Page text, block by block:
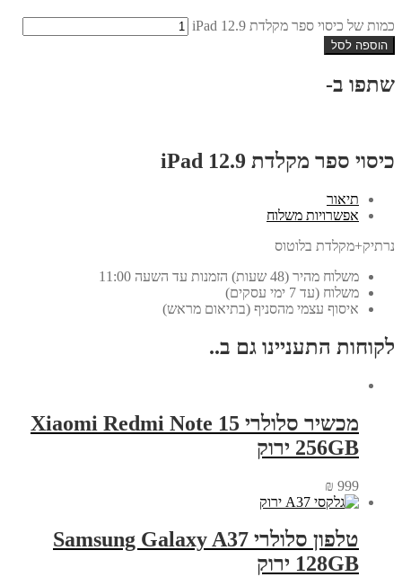
כמות של כיסוי ספר מקלדת iPad 12.9
הוספה לסל
שתפו ב-
כיסוי ספר מקלדת iPad 12.9
תיאור
אפשרויות משלוח
נרתיק+מקלדת בלוטוס
משלוח מהיר (48 שעות) הזמנות עד השעה 11:00
משלוח (עד 7 ימי עסקים)
איסוף עצמי מהסניף (בתיאום מראש)
לקוחות התעניינו גם ב..
מכשיר סלולרי Xiaomi Redmi Note 15
256GB ירוק
₪ 999
טלפון סלולרי Samsung Galaxy A37
128GB ירוק